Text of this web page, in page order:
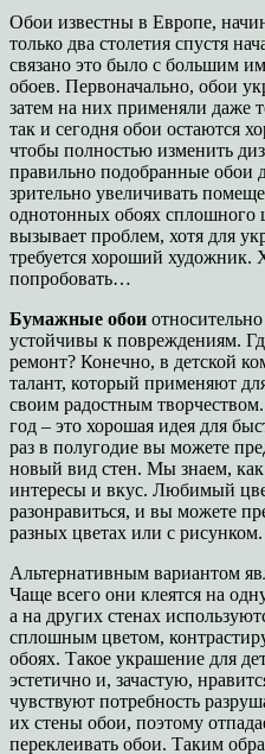
Обои известны в Европе,
только два столетия спустя
связано это было с большим
обоев. Первоначально, обои
затем на них применяли даже
так и сегодня обои остаются
чтобы полностью изменить
правильно подобранные обои
зрительно увеличивать
однотонных обоях сплошного
вызывает проблем, хотя для
требуется хороший художник.
попробовать…
Бумажные обои
устойчивы к повреждениям.
ремонт? Конечно, в детской
талант, который применяют
своим радостным
год – это хорошая идея для
раз в полугодие вы можете
новый вид стен. Мы знаем,
интересы и вкус. Любимый
разонравиться, и вы можете
разных цветах или с рисунком.
Альтернативным вариантом
Чаще всего они клеятся на
а на других стенах
сплошным цветом,
обоях. Такое украшение для
эстетично и, зачастую,
чувствуют потребность
их стены обои, поэтому
переклеивать обои. Таким